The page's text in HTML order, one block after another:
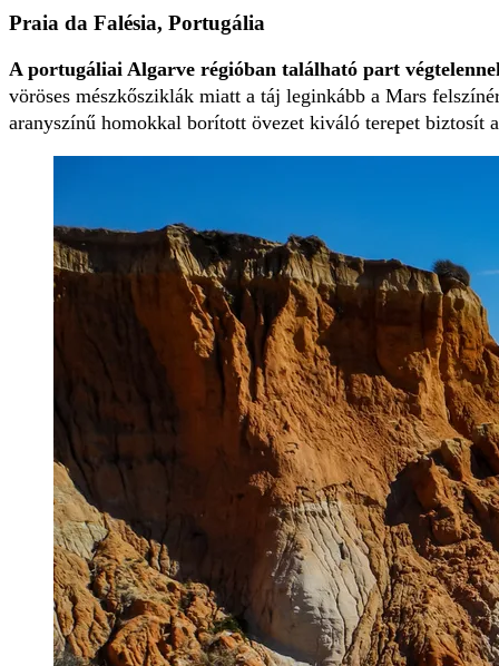
Praia da Falésia, Portugália
A portugáliai Algarve régióban található part
vöröses mészkősziklák miatt a táj leginkább a Mars
aranyszínű homokkal borított övezet kiváló terepet biztosít